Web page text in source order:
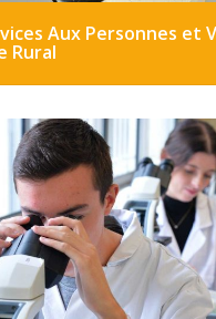
et activer ce contenu